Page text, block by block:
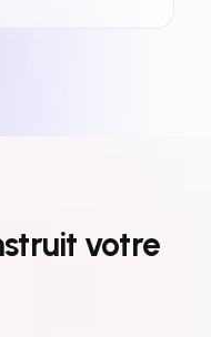
votre